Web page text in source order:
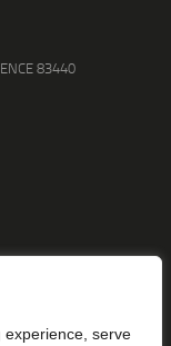
experience, serve
83440